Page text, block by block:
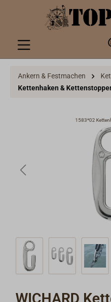
springen
Ankern & Festmachen
Kettenhaken &
1583*02
WICHARD